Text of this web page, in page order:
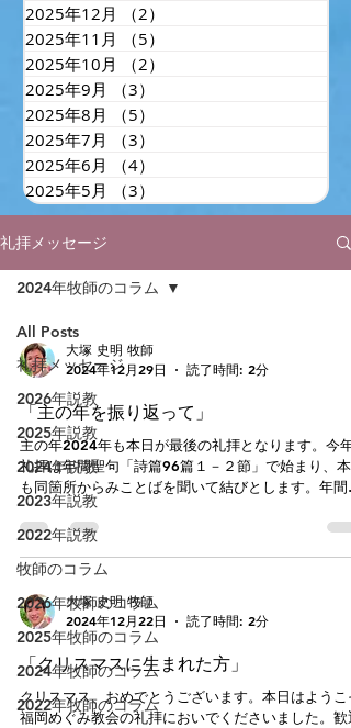
2025年12月
（2）
2025年11月
（5）
2025年10月
（2）
2025年9月
（3）
2025年8月
（5）
2025年7月
（3）
2025年6月
（4）
2025年5月
（3）
礼拝メッセージ
All Posts
礼拝メッセージ
2026年説教
2025年説教
2024年説教
2023年説教
2022年説教
牧師のコラム
2026年牧師のコラム
2025年牧師のコラム
2024年牧師のコラム
2022年牧師のコラム
2024年牧師のコラム
大塚 史明 牧師
2024年12月29日
読了時間: 2分
「主の年を振り返って」
主の年2024年も本日が最後の礼拝となります。今年
礼拝は年間聖句「詩篇96篇１－２節」で始まり、本
も同箇所からみことばを聞いて結びとします。年間
ーマは「福音にふさわしく生きる ＝Worthy
Life＝」でした。聖句やテーマと照らして振り返ると
大塚 史明 牧師
2024年12月22日
読了時間: 2分
「クリスマスに生まれた方」
クリスマス、おめでとうございます。本日はようこ
福岡めぐみ教会の礼拝においでくださいました。歓